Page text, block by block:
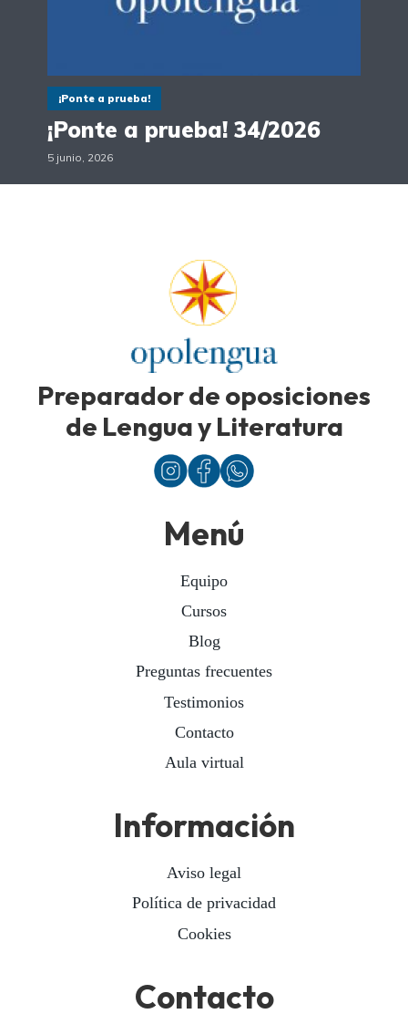
¡Ponte a prueba!
¡Ponte a prueba! 34/2026
5 junio, 2026
Preparador de oposiciones
de Lengua y Literatura
Menú
Equipo
Cursos
Blog
Preguntas frecuentes
Testimonios
Contacto
Aula virtual
Información
Aviso legal
Política de privacidad
Cookies
Contacto